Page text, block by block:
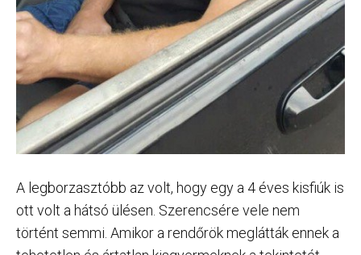
A legborzasztóbb az volt, hogy egy a 4 éves kisfiúk is
ott volt a hátsó ülésen. Szerencsére vele nem
történt semmi. Amikor a rendőrök meglátták ennek a